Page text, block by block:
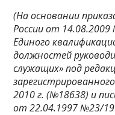
(На основании
России от
Единого
должностей
служащих» под
2010 г. (№18638) и
от 22.04.1997 №23/